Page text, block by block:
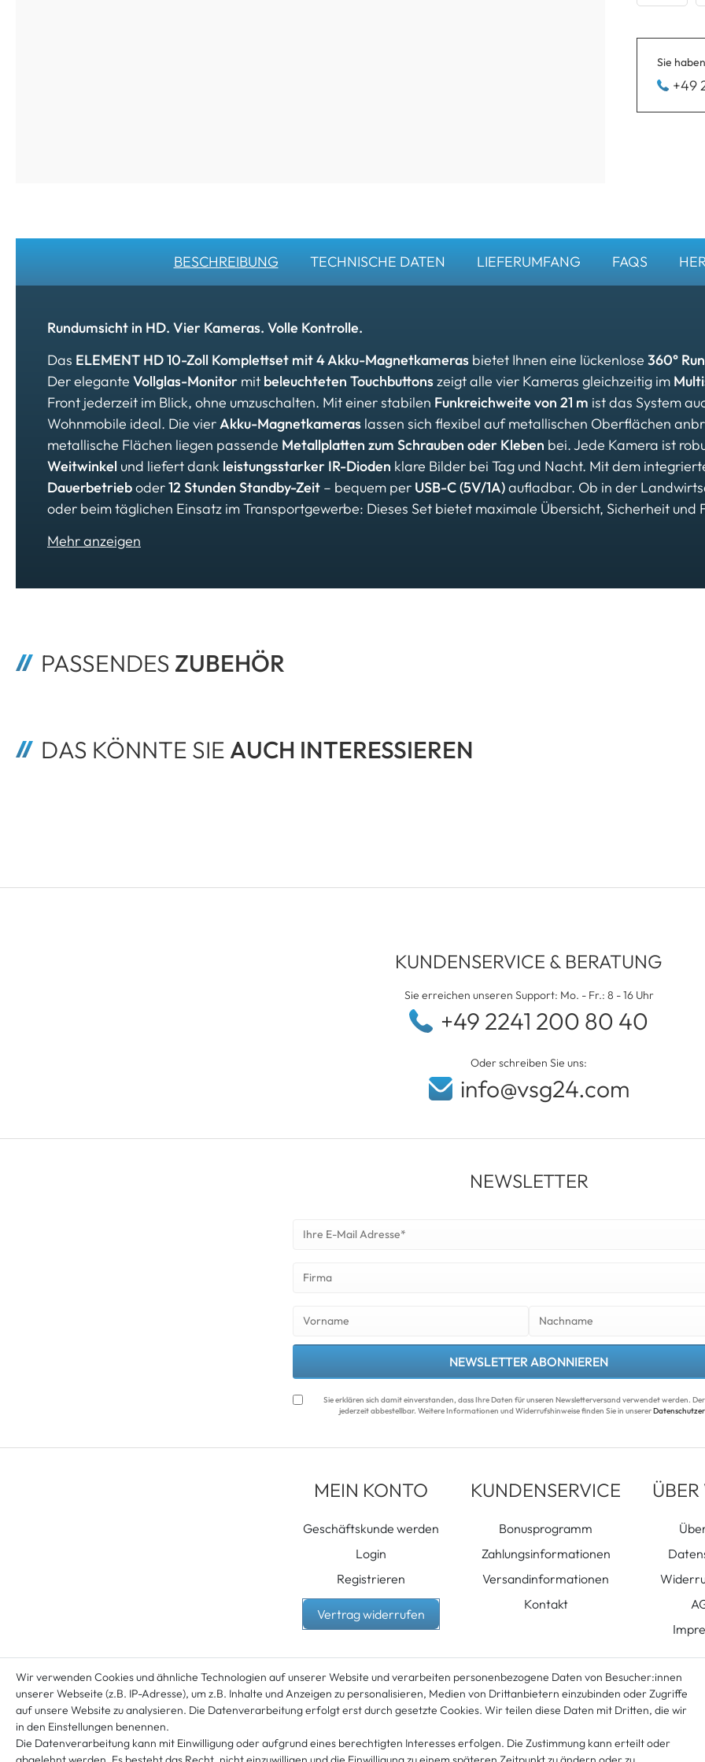
Sie
+49
BESCHREIBUNG
Rundumsicht in HD. Vier Kameras. Volle Kontrolle.
Das ELEMENT HD 10-Zoll Komplettset mit 4 Akku-Magnetkameras bietet Ihnen eine lückenlose 360°
Der elegante Vollglas-Monitor mit beleuchteten Touchbuttons zeigt alle vier Kameras gleichzeitig im
Front jederzeit im Blick, ohne umzuschalten. Mit einer stabilen Funkreichweite von 21 m ist das System
Wohnmobile ideal. Die vier Akku-Magnetkameras lassen sich flexibel auf metallischen Oberflächen
metallische Flächen liegen passende Metallplatten zum Schrauben oder Kleben bei. Jede Kamera ist
Weitwinkel und liefert dank leistungsstarker IR-Dioden klare Bilder bei Tag und Nacht. Mit dem
Dauerbetrieboder12 Stunden Standby-Zeit – bequem per USB-C (5V/1A)aufladbar. Ob in der
oder beim täglichen Einsatz im Transportgewerbe: Dieses Set bietet maximale Übersicht, Sicherheit und
TECHNISCHE DATEN LIEFERUMFANG FAQS
PASSENDES ZUBEHÖR
DAS KÖNNTE SIE AUCH INTERESSIEREN
KUNDENSERVICE & BERATUNG
Sie erreichen unseren Support: Mo. - Fr.: 8 - 16 Uhr
+49 2241 200 80 40
Oder schreiben Sie uns:
info@vsg24.com
NEWSLETTER
NEWSLETTER ABONNIEREN
Sie erklären sich damit ein­ver­standen, dass Ihre Da­ten für unseren News­letter­versand ver­wen­det werden.
jeder­zeit ab­bestell­bar. Weitere Infor­mationen und Wider­rufshin­weise finden Sie in unserer
MEIN KONTO
Geschäftskunde werden
Login
Registrieren
Vertrag widerrufen
KUNDENSERVICE
Bonusprogramm
Zahlungsinformationen
Versandinformationen
Kontakt
Wir verwenden Cookies und ähnliche Technologien auf unserer Website und verarbeiten personenbezogene Daten von Besucher:innen
unserer Webseite (z.B. IP-Adresse), um z.B. Inhalte und Anzeigen zu personalisieren, Medien von Drittanbietern einzubinden oder Zugriffe
auf unsere Website zu analysieren. Die Datenverarbeitung erfolgt erst durch gesetzte Cookies. Wir teilen diese Daten mit Dritten, die wir
in den Einstellungen benennen.
Die Datenverarbeitung kann mit Einwilligung oder aufgrund eines berechtigten Interesses erfolgen. Die Zustimmung kann erteilt oder